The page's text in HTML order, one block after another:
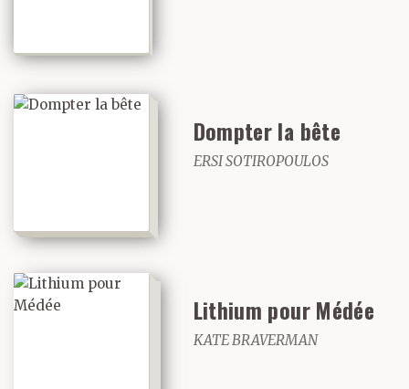
Dompter la bête
ERSI SOTIROPOULOS
Lithium pour Médée
KATE BRAVERMAN